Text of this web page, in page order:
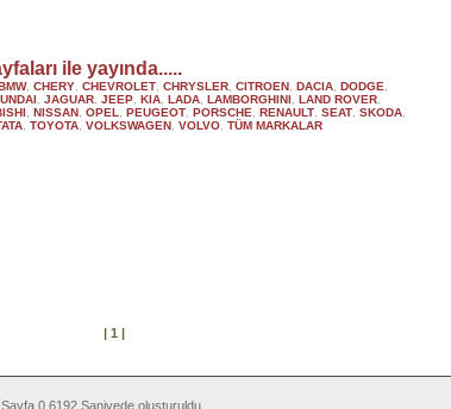
ile yayında.....
, CHERY CHEVROLET CHRYSLER CITROEN DACIA DODGE
JAGUAR JEEP KIA LADA LAMBORGHINI LAND ROVER
NISSAN OPEL PEUGEOT PORSCHE RENAULT SEAT SKODA
TOYOTA VOLKSWAGEN VOLVO TÜM MARKALAR
| 1 |
0.6192 Saniyede oluşturuldu